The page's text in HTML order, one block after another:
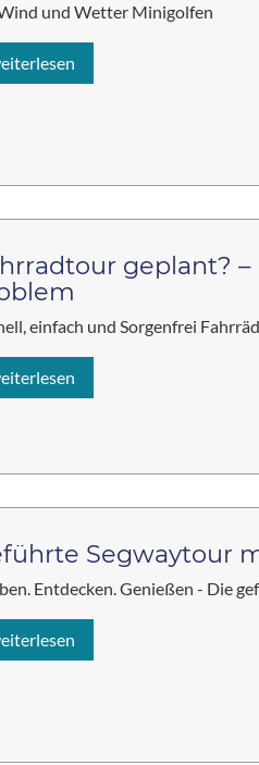
und Wetter Minigolfen
geplant? –
einfach und Sorgenfrei
Segwaytour
Entdecken. Genießen - Die